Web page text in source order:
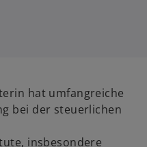
hat umfangreiche
bei der steuerlichen
insbesondere